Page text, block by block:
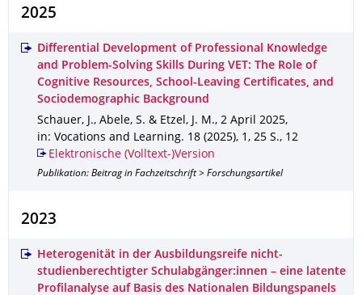
2025
Differential Development of Professional Knowledge
and Problem-Solving Skills During VET: The Role of
Cognitive Resources, School-Leaving Certificates, and
Sociodemographic Background
Schauer, J., Abele, S. & Etzel, J. M., 2 April 2025,
in: Vocations and Learning. 18 (2025), 1 , 25 S., 12
Elektronische (Volltext-)Version
Publikation: Beitrag in Fachzeitschrift > Forschungsartikel
2023
Heterogenität in der Ausbildungsreife nicht-
studienberechtigter Schulabgänger:innen – eine latente
Profilanalyse auf Basis des Nationalen Bildungspanels